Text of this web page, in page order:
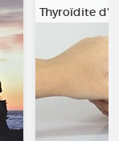
Thyroïdite